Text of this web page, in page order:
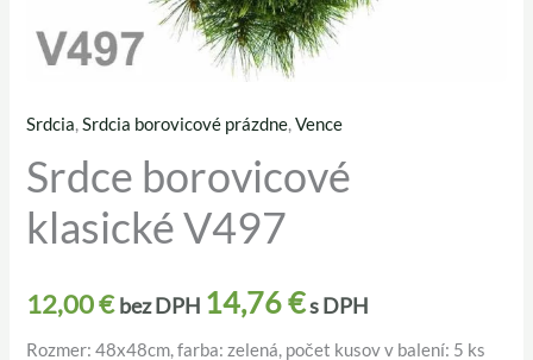
Srdcia,Srdcia borovicové prázdne,Vence
Srdce borovicové
klasické V497
12,00€ bez DPH 14,76€s DPH
Rozmer: 48x48cm, farba: zelená, počet kusov v balení: 5 ks
množstvo
Srdce
borovicové
klasické